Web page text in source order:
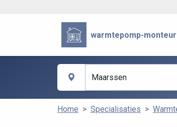
warmtepomp-
Home Specialisaties